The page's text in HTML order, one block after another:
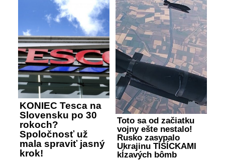
KONIEC Tesca na
Slovensku po 30
rokoch?
Spoločnosť už
mala spraviť jasný
krok!
Toto sa od začiatku
vojny ešte nestalo!
Rusko zasypalo
Ukrajinu TISÍCKAMI
kĺzavých bômb